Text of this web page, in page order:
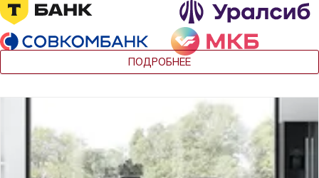
ПОДРОБНЕЕ